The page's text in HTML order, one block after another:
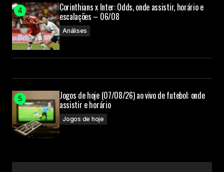
Corinthians x Inter: Odds, onde assistir, horário e
escalações – 06/08
Análises
Jogos de hoje (07/08/26) ao vivo de futebol: onde
assistir e horário
Jogos de hoje